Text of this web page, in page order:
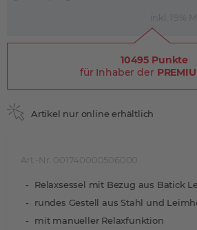
Art.-Nr. 001740000506000
Relaxsessel mit Bezug aus Batick
rundes Gestell aus Stahl und
mit manueller Relaxfunktion
inkl. 19%
10495 Punkte
für Inhaber der
Artikel nur online erhältlich